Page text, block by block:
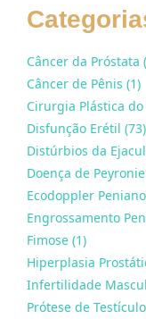
Câncer da Próstata
Câncer de Pênis (1)
Cirurgia Plástica do
Disfunção Erétil (73)
Distúrbios da
Doença de
Ecodoppler
Engrossamento
Fimose (1)
Hiperplasia
Infertilidade
Prótese de